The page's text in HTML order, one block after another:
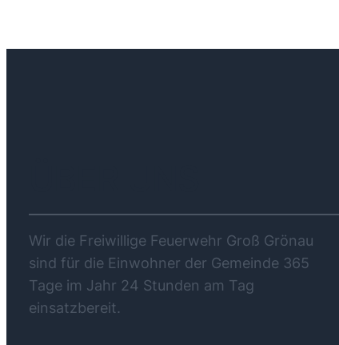
Wir die Freiwillige Feuerwehr Groß Grönau
sind für die Einwohner der Gemeinde 365
Tage im Jahr 24 Stunden am Tag
einsatzbereit.